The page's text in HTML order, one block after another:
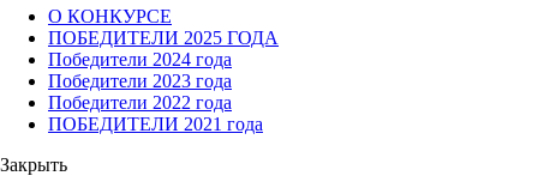
О КОНКУРСЕ
ПОБЕДИТЕЛИ 2025 ГОДА
Победители 2024 года
Победители 2023 года
Победители 2022 года
ПОБЕДИТЕЛИ 2021 года
Закрыть